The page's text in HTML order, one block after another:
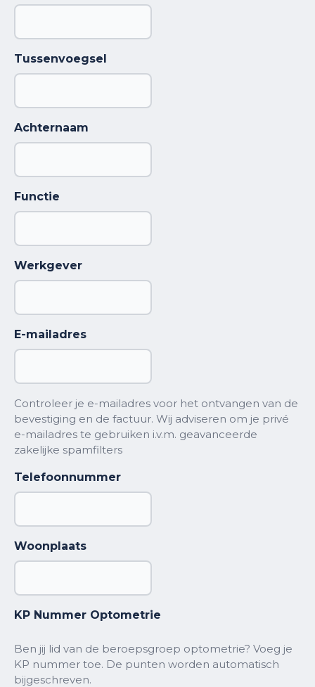
Tussenvoegsel
Achternaam
Functie
Werkgever
E-mailadres
Controleer je e-mailadres voor het ontvangen van de
bevestiging en de factuur. Wij adviseren om je privé
e-mailadres te gebruiken i.v.m. geavanceerde
zakelijke spamfilters
Telefoonnummer
Woonplaats
KP Nummer Optometrie
Ben jij lid van de beroepsgroep optometrie? Voeg je
KP nummer toe. De punten worden automatisch
bijgeschreven.